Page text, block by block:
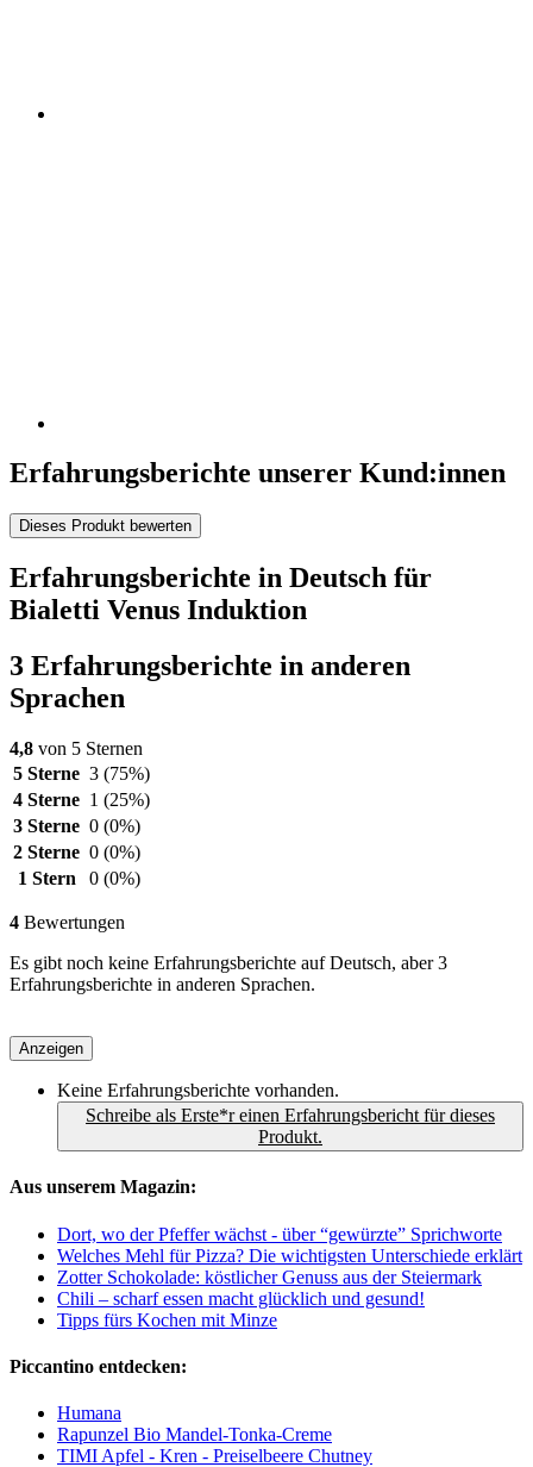
Erfahrungsberichte unserer Kund:innen
Dieses Produkt bewerten
Erfahrungsberichte in Deutsch für
Bialetti Venus Induktion
3 Erfahrungsberichte in anderen
Sprachen
4,8 von 5 Sternen
5 Sterne 3 (75%)
4 Sterne 1 (25%)
3 Sterne 0 (0%)
2 Sterne 0 (0%)
1 Stern
0 (0%)
4 Bewertungen
Es gibt noch keine Erfahrungsberichte auf Deutsch, aber 3
Erfahrungsberichte in anderen Sprachen.
Anzeigen
Keine Erfahrungsberichte vorhanden.
Schreibe als Erste*r einen Erfahrungsbericht für dieses
Produkt.
Aus unserem Magazin:
Dort, wo der Pfeffer wächst - über “gewürzte” Sprichworte
Welches Mehl für Pizza? Die wichtigsten Unterschiede erklärt
Zotter Schokolade: köstlicher Genuss aus der Steiermark
Chili – scharf essen macht glücklich und gesund!
Tipps fürs Kochen mit Minze
Piccantino entdecken:
Humana
Rapunzel Bio Mandel-Tonka-Creme
TIMI Apfel - Kren - Preiselbeere Chutney